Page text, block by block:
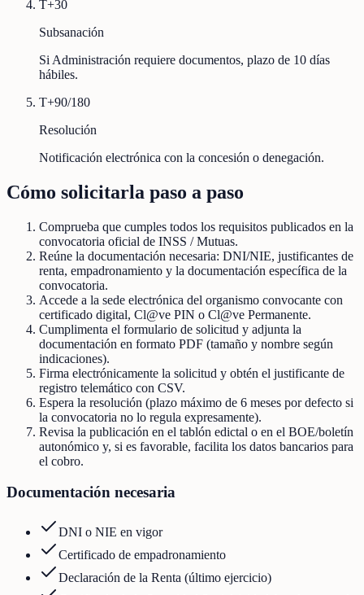
T+30
Subsanación
Si Administración requiere documentos, plazo de 10 días
hábiles.
T+90/180
Resolución
Notificación electrónica con la concesión o denegación.
Cómo solicitarla paso a paso
Comprueba que cumples todos los requisitos publicados en la
convocatoria oficial de INSS / Mutuas.
Reúne la documentación necesaria: DNI/NIE, justificantes de
renta, empadronamiento y la documentación específica de la
convocatoria.
Accede a la sede electrónica del organismo convocante con
certificado digital, Cl@ve PIN o Cl@ve Permanente.
Cumplimenta el formulario de solicitud y adjunta la
documentación en formato PDF (tamaño y nombre según
indicaciones).
Firma electrónicamente la solicitud y obtén el justificante de
registro telemático con CSV.
Espera la resolución (plazo máximo de 6 meses por defecto si
la convocatoria no lo regula expresamente).
Revisa la publicación en el tablón edictal o en el BOE/boletín
autonómico y, si es favorable, facilita los datos bancarios para
el cobro.
Documentación necesaria
DNI o NIE en vigor
Certificado de empadronamiento
Declaración de la Renta (último ejercicio)